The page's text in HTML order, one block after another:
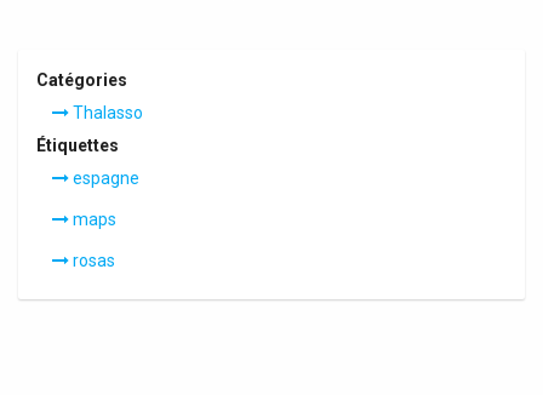
Catégories
Thalasso
Étiquettes
espagne
maps
rosas